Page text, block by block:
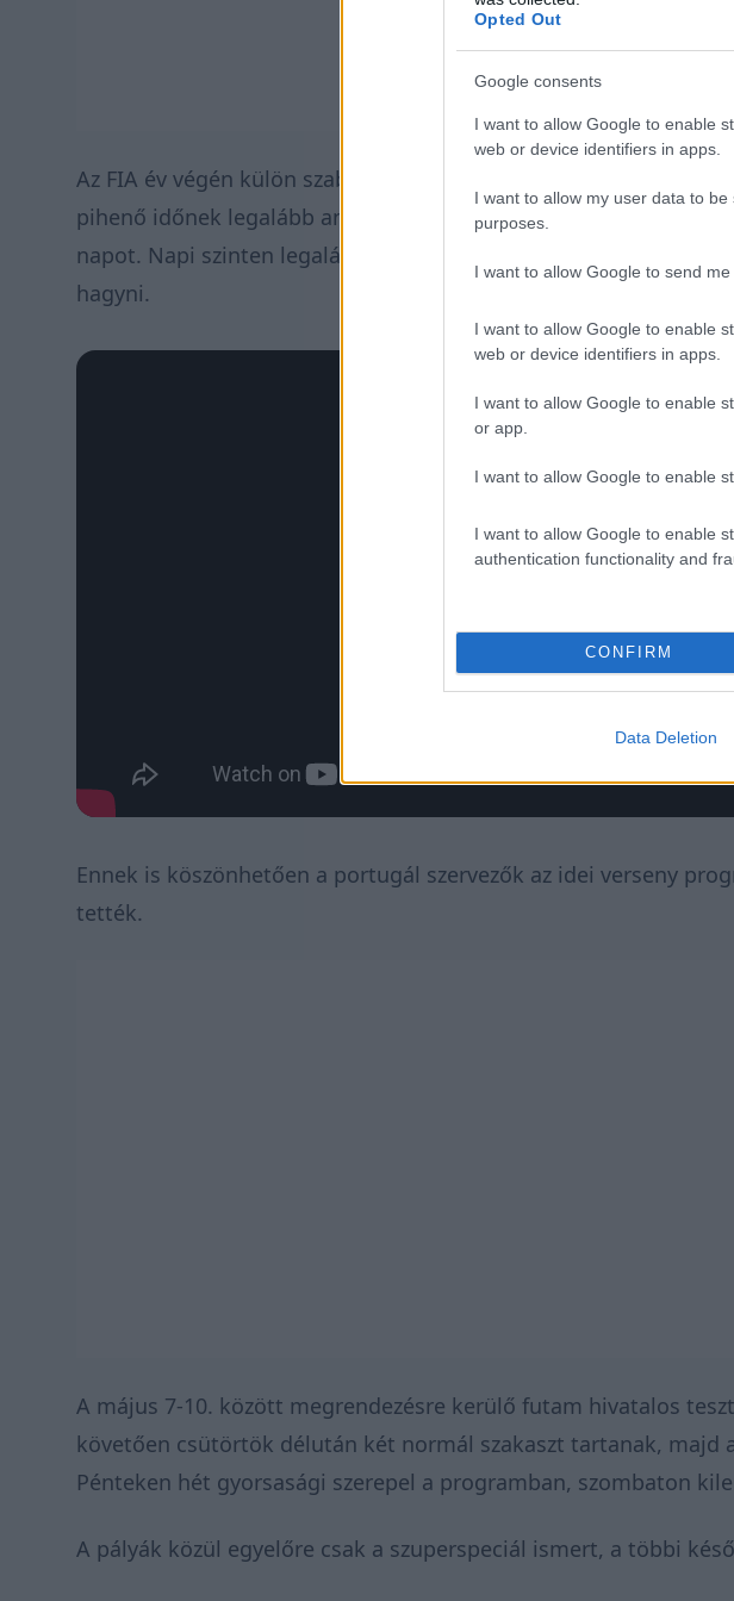
Opted Out
Google consents
I want to allow Google to enable
web or device identifiers in apps.
I want to allow my user data to
purposes.
I want to allow Google to send
I want to allow Google to enable
web or device identifiers in apps.
I want to allow Google to enable
or app.
I want to allow Google to enable
I want to allow Google to enable
authentication functionality and
CONFIRM
Data Deletion
Az FIA év végén külön szabályt alkotott a kötelező pihenőidőre
pihenő időnek legalább annyinak kell lenniük, mint a
napot. Napi szinten legalább 10 óra lett a előírva a pihenésre,
hagyni.
Ennek is köszönhetően a portugál szervezők az idei verseny
tették.
A május 7-10. között megrendezésre kerülő futam hivatalos
követően csütörtök délután két normál szakaszt tartanak, majd
Pénteken hét gyorsasági szerepel a programban, szombaton
A pályák közül egyelőre csak a szuperspeciál ismert, a többi